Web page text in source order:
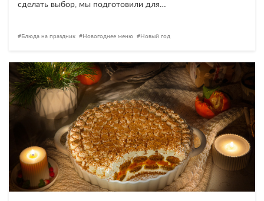
сделать выбор, мы подготовили для…
Блюда на праздник Новогоднее меню Новый год